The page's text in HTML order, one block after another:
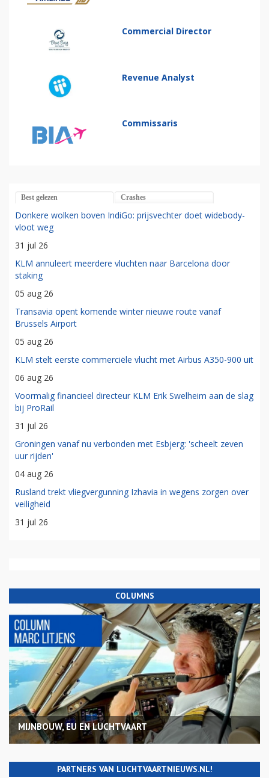
Commercial Director
Revenue Analyst
Commissaris
Best gelezen Crashes
Donkere wolken boven IndiGo: prijsvechter doet widebody-
vloot weg
31 jul 26
KLM annuleert meerdere vluchten naar Barcelona door
staking
05 aug 26
Transavia opent komende winter nieuwe route vanaf
Brussels Airport
05 aug 26
KLM stelt eerste commerciële vlucht met Airbus A350-900 uit
06 aug 26
Voormalig financieel directeur KLM Erik Swelheim aan de slag
bij ProRail
31 jul 26
Groningen vanaf nu verbonden met Esbjerg: 'scheelt zeven
uur rijden'
04 aug 26
Rusland trekt vliegvergunning Izhavia in wegens zorgen over
veiligheid
31 jul 26
COLUMNS
MIJNBOUW, EU EN LUCHTVAART
PARTNERS VAN LUCHTVAARTNIEUWS.NL!